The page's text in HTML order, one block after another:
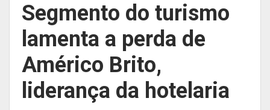
Segmento do turismo
lamenta a perda de
Américo Brito,
liderança da hotelaria